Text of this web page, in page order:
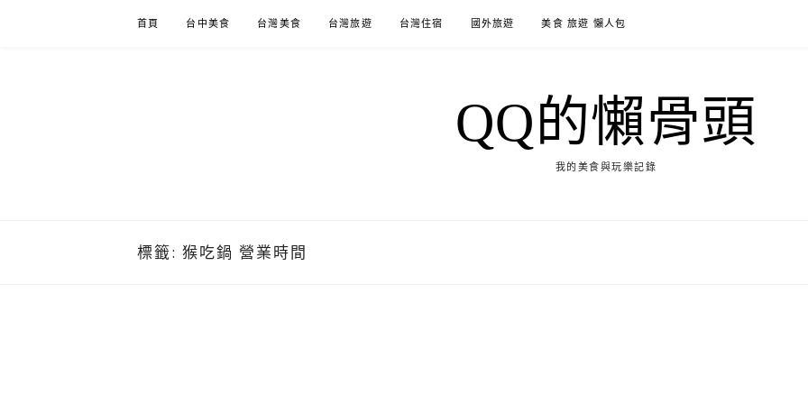
首頁 台中美食 台灣美食 台灣旅遊 台灣住宿 國外旅遊 美食 旅遊 懶人包
QQ的懶骨頭
我的美食與玩樂記錄
標籤: 猴吃鍋 營業時間